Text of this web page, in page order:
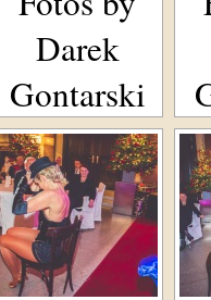
Darek
Gontarski